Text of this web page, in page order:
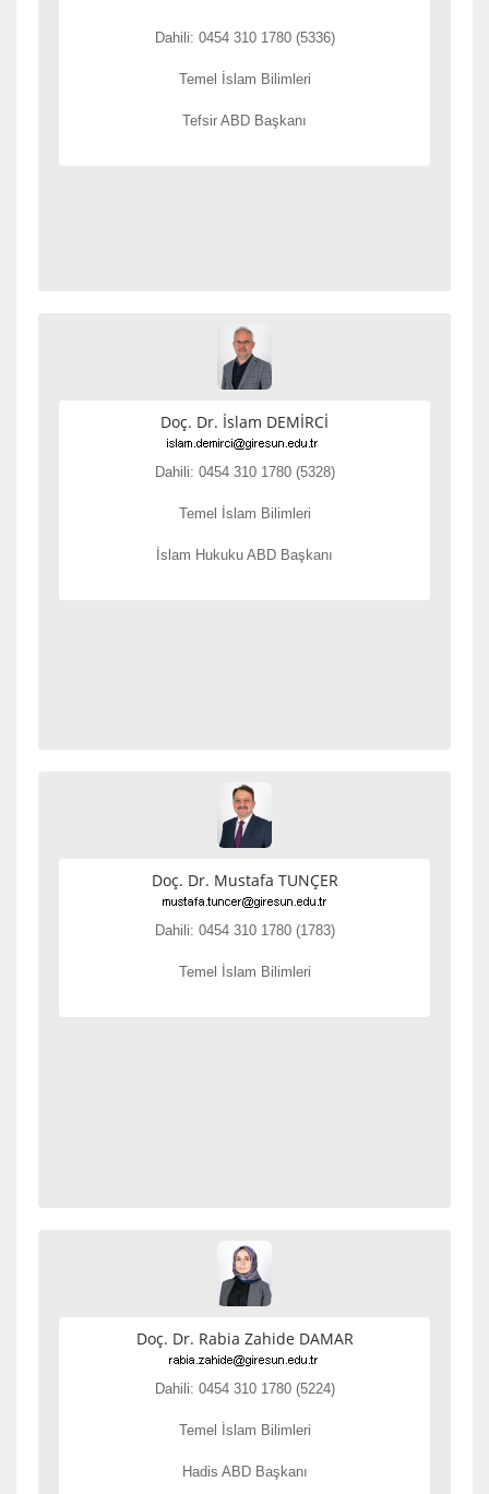
Dahili: 0454 310 1780 (5336)
Temel İslam Bilimleri
Tefsir ABD Başkanı
Doç. Dr. İslam DEMİRCİ
Dahili: 0454 310 1780 (5328)
Temel İslam Bilimleri
İslam Hukuku ABD Başkanı
Doç. Dr. Mustafa TUNÇER
Dahili: 0454 310 1780 (1783)
Temel İslam Bilimleri
Doç. Dr. Rabia Zahide DAMAR
Dahili: 0454 310 1780 (5224)
Temel İslam Bilimleri
Hadis ABD Başkanı